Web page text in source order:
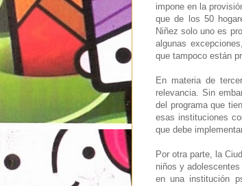
impone en la
que de los 50
Niñez solo uno es
algunas
que tampoco están
En materia de
relevancia. Sin
del programa que
esas instituciones
que debe
Por otra parte, la
niños y
en una institución